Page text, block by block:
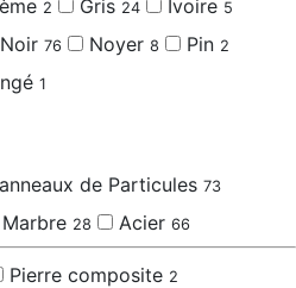
2 Gris 24 Ivoire 5
Noir 76 Noyer 8 Pin 2
1
de Particules 73
Marbre 28 Acier 66
Pierre composite 2